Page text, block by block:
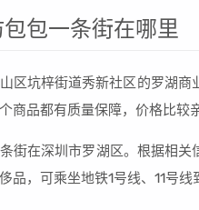
包一条街在哪里
区坑梓街道秀新社区的罗湖
商品都有质量保障，价格比较
街在深圳市罗湖区。根据相
品，可乘坐地铁1号线、11号线